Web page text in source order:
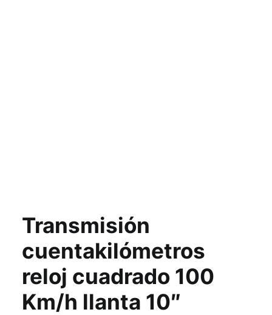
Transmisión
cuentakilómetros
reloj cuadrado 100
Km/h llanta 10″